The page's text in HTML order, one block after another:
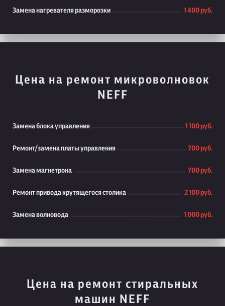
Замена нагревателя разморозки 1 400 руб.
Цена на ремонт микроволновок
NEFF
Замена блока управления 1 100 руб.
Ремонт/замена платы управления 700 руб.
Замена магнетрона 700 руб.
Ремонт привода крутящегося столика 2 100 руб.
Замена волновода 1 000 руб.
Цена на ремонт стиральных
машин NEFF